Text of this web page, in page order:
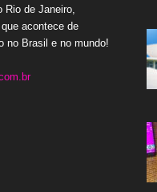
Rio de Janeiro,
acontece de
no Brasil e no mundo!